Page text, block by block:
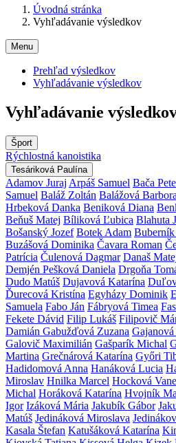
Úvodná stránka
Vyhľadávanie výsledkov
Menu
Prehľad výsledkov
Vyhľadávanie výsledkov
Vyhľadávanie
Šport
Rýchlostná kanoistika
Tesáriková Paulína
Adamov Juraj Arpáš Samuel Bača
Samuel Baláž Zoltán Balážová Barbora
Hrbeková Danka Beniková Diana
Beňuš Matej Bíliková Ľubica Blahuta
Bošanský Jozef Botek Adam Buberník
Buzášová Dominika Čavara Roman
Patrícia Čulenová Dagmar Današ
Demjén Pešková Daniela Drgoňa
Dudo Matúš Dujavová Katarína
Ďurecová Kristína Egyházy Dominik
Samuela Fabo Ján Fábryová Timea
Fekete Dávid Filip Lukáš Filipovič
Damián Gabužďová Zuzana
Galovič Maximilián Gašparík Michal
Martina Grečnárová Katarína Győri
Hadidomová Anna Hanáková Lucia
Miroslav Hnilka Marcel Hocková
Michal Horáková Katarína Hvojník
Igor Izáková Mária Jakubík Gábor
Matúš Jedináková Miroslava
Kasala Štefan Katušáková Katarína